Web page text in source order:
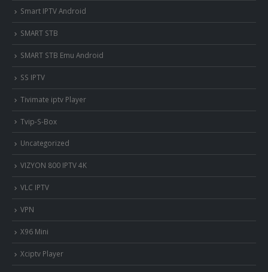
Smart IPTV Android
SMART STB
SMART STB Emu Android
SS IPTV
Tivimate iptv Player
Tvip-S-Box
Uncategorized
VIZYON 800 IPTV 4K
VLC IPTV
VPN
X96 Mini
Xciptv Player